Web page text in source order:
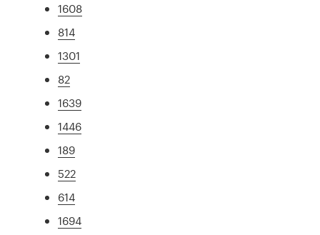
1608
814
1301
82
1639
1446
189
522
614
1694